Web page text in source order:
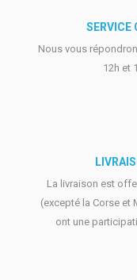
SERVICE
Nous vous
12h et
La livraison est
(excepté la Corse et
ont une